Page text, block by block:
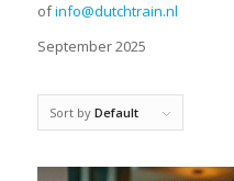
ofinfo@dutchtrain.nl
September 2025
Sort by Default